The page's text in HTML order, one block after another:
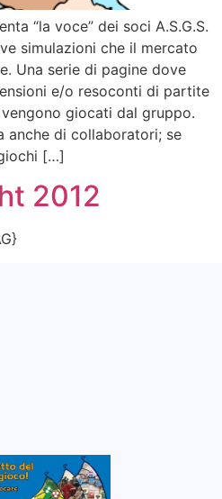
“la voce” dei soci A.S.G.S.
simulazioni che il mercato
Una serie di pagine dove
e/o resoconti di partite
giocati dal gruppo.
anche di collaboratori; se
[…]
2012